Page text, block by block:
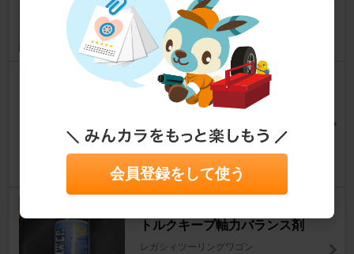
レガ子さん
23
【BH５/Ｄ型】ＮＧＫ IRIWAY
makimaki LuLuさん
0
トルクキープ軸力バランス剤
レガシィツーリングワゴン
会員登録をして使う